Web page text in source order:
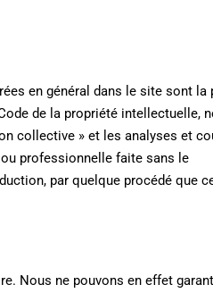
en général dans le site sont la
de la propriété intellectuelle,
collective » et les analyses et
professionnelle faite sans le
par quelque procédé que
Nous ne pouvons en effet